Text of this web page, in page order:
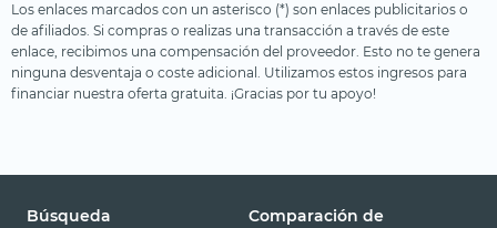
Los enlaces marcados con un asterisco (*) son enlaces publicitarios o
de afiliados. Si compras o realizas una transacción a través de este
enlace, recibimos una compensación del proveedor. Esto no te genera
ninguna desventaja o coste adicional. Utilizamos estos ingresos para
financiar nuestra oferta gratuita. ¡Gracias por tu apoyo!
Búsqueda
Comparación de